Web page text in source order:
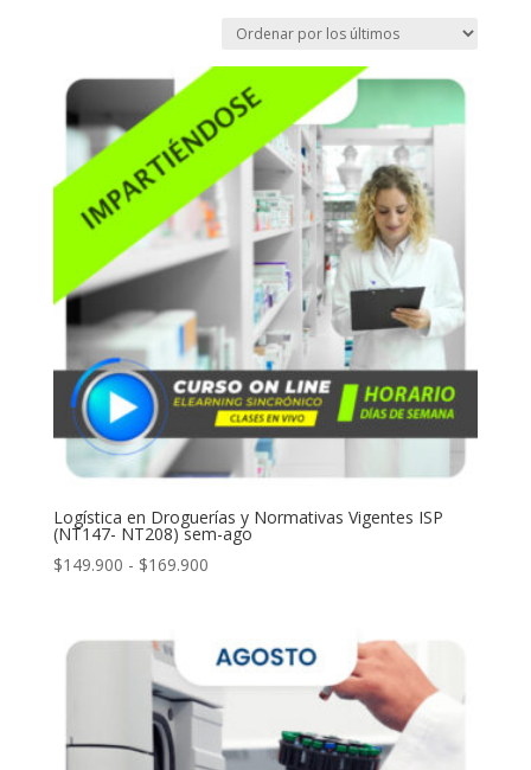
los
últimos
Logística en Droguerías y Normativas Vigentes ISP
(NT147- NT208) sem-ago
$149.900 - $169.900Rango
desde
$149.900
hasta
$169.900